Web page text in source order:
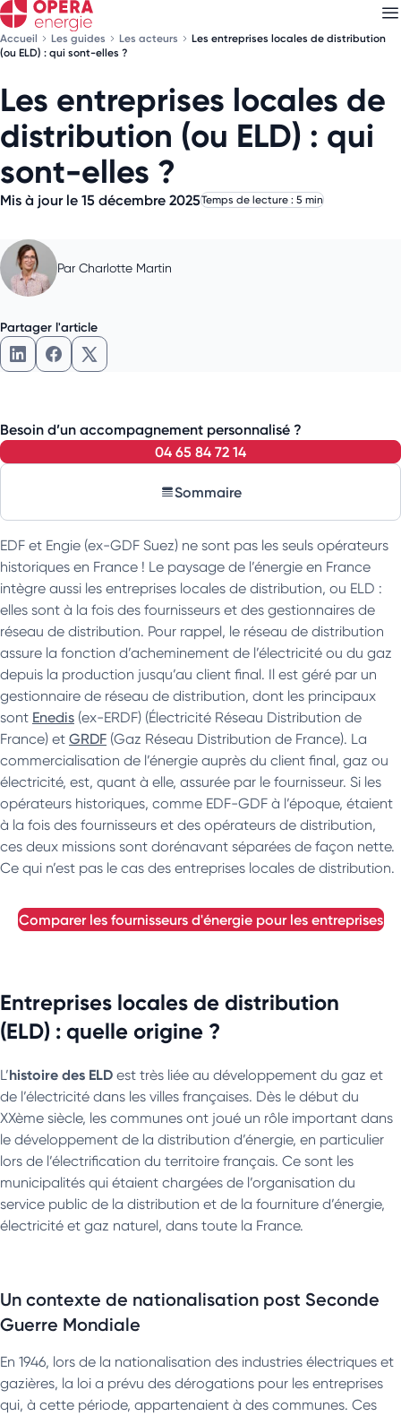
Accueil Les guides Les acteurs
Les entreprises locales de distribution
(ou ELD) : qui sont-elles ?
Les entreprises locales de
distribution (ou ELD) : qui
sont-elles ?
Mis à jour le 15 décembre 2025Temps de lecture : 5 min
Par Charlotte Martin
Partager l'article
Partager l'article sur LinkedIn
Partager l'article sur Facebook
Partager l'article sur X
Besoin d’un accompagnement personnalisé ?
04 65 84 72 14
Sommaire
EDF et Engie (ex-GDF Suez) ne sont pas les seuls opérateurs
historiques en France ! Le paysage de l’énergie en France
intègre aussi les entreprises locales de distribution, ou ELD :
elles sont à la fois des fournisseurs et des gestionnaires de
réseau de distribution. Pour rappel, le réseau de distribution
assure la fonction d’acheminement de l’électricité ou du gaz
depuis la production jusqu’au client final. Il est géré par un
gestionnaire de réseau de distribution, dont les principaux
sont Enedis (ex-ERDF) (Électricité Réseau Distribution de
France) et GRDF (Gaz Réseau Distribution de France). La
commercialisation de l’énergie auprès du client final, gaz ou
électricité, est, quant à elle, assurée par le fournisseur. Si les
opérateurs historiques, comme EDF-GDF à l’époque, étaient
à la fois des fournisseurs et des opérateurs de distribution,
ces deux missions sont dorénavant séparées de façon nette.
Ce qui n’est pas le cas des entreprises locales de distribution.
comparer les fournisseurs d'énergie pour les entreprises
Entreprises locales de distribution
(ELD) : quelle origine ?
L’histoire des ELD est très liée au développement du gaz et
de l’électricité dans les villes françaises. Dès le début du
XXème siècle, les communes ont joué un rôle important dans
le développement de la distribution d’énergie, en particulier
lors de l’électrification du territoire français. Ce sont les
municipalités qui étaient chargées de l’organisation du
service public de la distribution et de la fourniture d’énergie,
électricité et gaz naturel, dans toute la France.
Un contexte de nationalisation post Seconde
Guerre Mondiale
En 1946, lors de la nationalisation des industries électriques et
gazières, la loi a prévu des dérogations pour les entreprises
qui, à cette période, appartenaient à des communes. Ces
Découvrez nosnewsletters
Choisissez les newsletters qui vous intéressent